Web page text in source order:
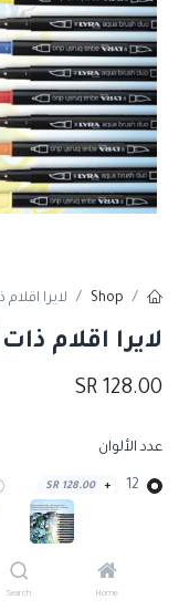
Home
Search
Shop لايرا
لايرا اقلام
128.00
عدد الألوان
12
+
128.00
SR